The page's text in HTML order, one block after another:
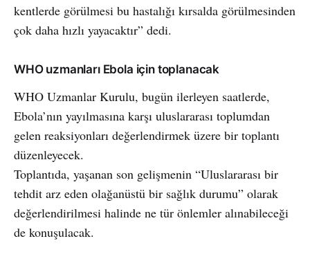
kentlerde görülmesi bu hastalığı kırsalda görülmesinden
çok daha hızlı yayacaktır” dedi.
WHO uzmanları Ebola için toplanacak
WHO Uzmanlar Kurulu, bugün ilerleyen saatlerde,
Ebola’nın yayılmasına karşı uluslararası toplumdan
gelen reaksiyonları değerlendirmek üzere bir toplantı
düzenleyecek.
Toplantıda, yaşanan son gelişmenin “Uluslararası bir
tehdit arz eden olağanüstü bir sağlık durumu” olarak
değerlendirilmesi halinde ne tür önlemler alınabileceği
de konuşulacak.